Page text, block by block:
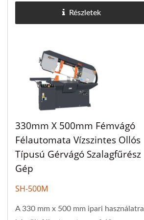
széles körben használják technikai
Részletek
330mm X 500mm Fémvágó
Félautomata Vízszintes Ollós
Típusú Gérvágó Szalagfűrész
Gép
SH-500M
A 330 mm x 500 mm ipari használatra